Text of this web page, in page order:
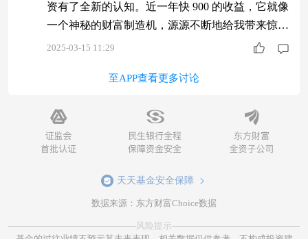
资有了全新的认知。近一年快 900 的收益，它就像
一个神秘的财富制造机，源源不断地给我带来惊
喜，太神奇了！#逆向布局利率债选方正鸿远#
2025-03-15 11:29
至APP查看更多讨论
天天基金安全保障
数据来源：东方财富Choice数据
风险提示